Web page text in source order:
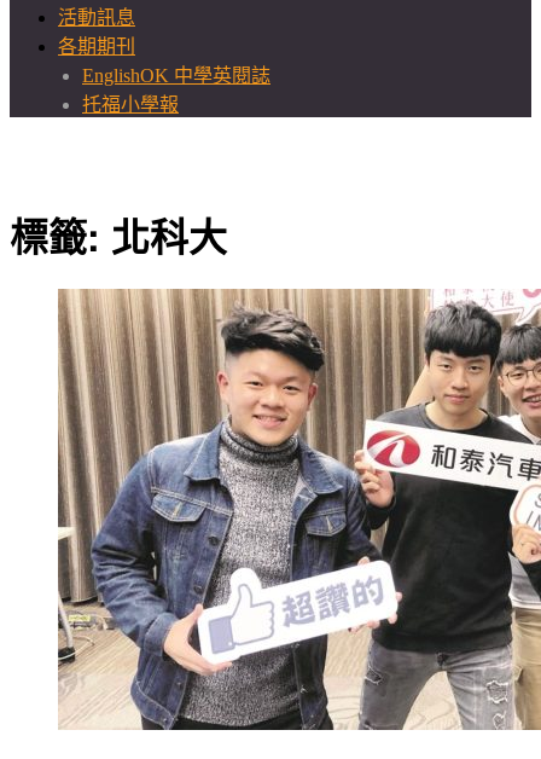
活動訊息
各期期刊
EnglishOK 中學英閱誌
托福小學報
標籤: 北科大